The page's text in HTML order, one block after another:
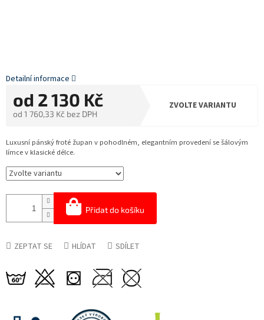
od 2 130 Kč
od 1 760,33 Kč bez DPH
cena:
ZVOLTE VARIANTU
Přidat do košíku
Luxusní pánský froté župan v pohodlném, elegantním provedení se šálovým
límce v klasické délce.
Detailní informace
ZEPTAT SE HLÍDAT SDÍLET